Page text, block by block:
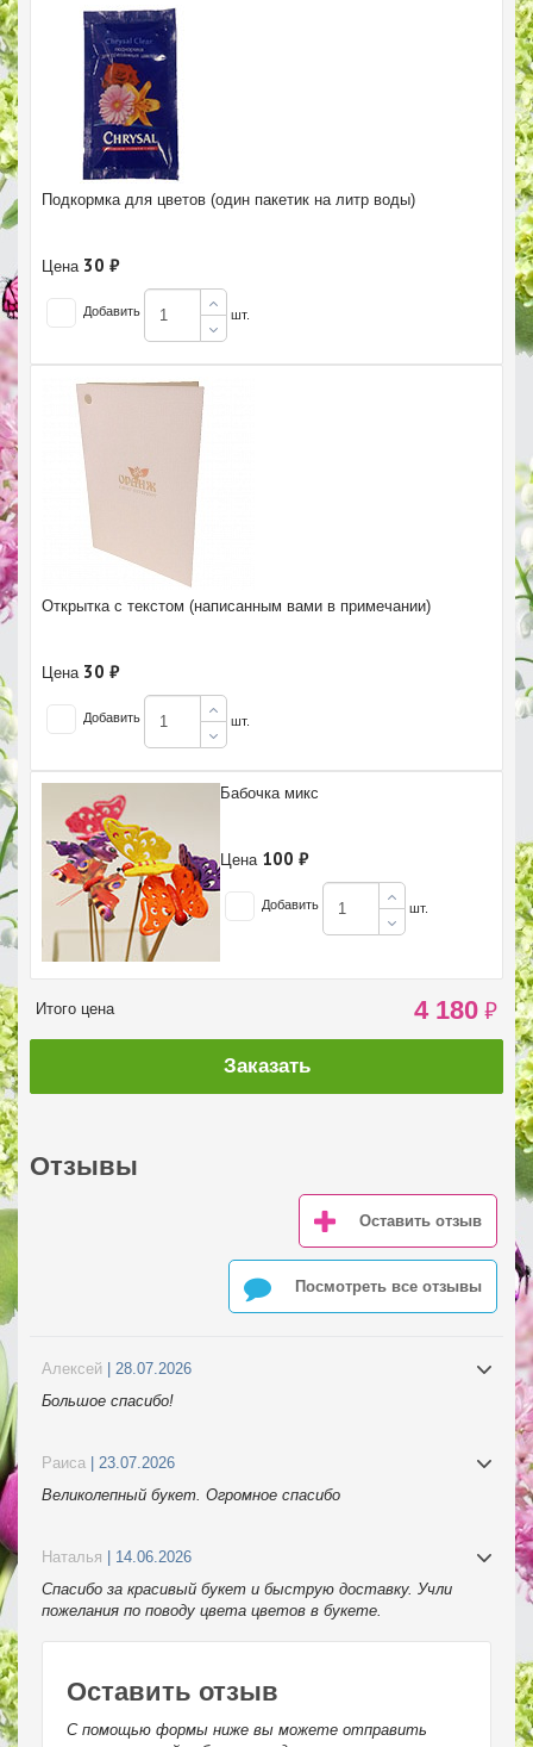
Подкормка для цветов (один пакетик на литр воды)
Цена 30 ₽
Добавить шт.
Открытка с текстом (написанным вами в примечании)
Цена 30 ₽
Добавить шт.
Бабочка микс
Цена 100 ₽
Добавить шт.
Итого цена 4 180 ₽
Заказать
Отзывы
Оставить отзыв
Посмотреть все отзывы
Алексей | 28.07.2026
Большое спасибо!
Раиса | 23.07.2026
Великолепный букет. Огромное спасибо
Наталья
| 14.06.2026
Спасибо за красивый букет и быструю доставку. Учли
пожелания по поводу цвета цветов в букете.
Оставить отзыв
С помощью формы ниже вы можете отправить